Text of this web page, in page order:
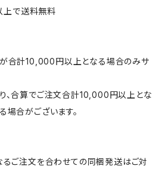
で送料無料
合計10,000円以上となる場合のみサ
、合算でご注文合計10,000円以上とな
合がございます。
るご注文を合わせての同梱発送はご対